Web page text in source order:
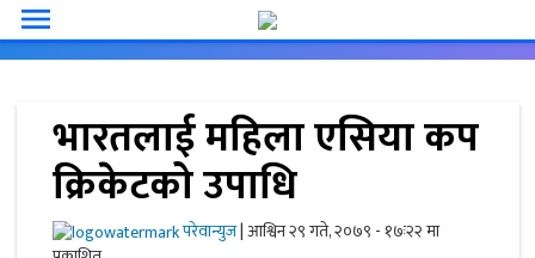
menu
भारतलाई महिला एसिया कप
क्रिकेटको उपाधि
परेवान्युज|आश्विन २९ गते, २०७९ - १७ः२२ मा